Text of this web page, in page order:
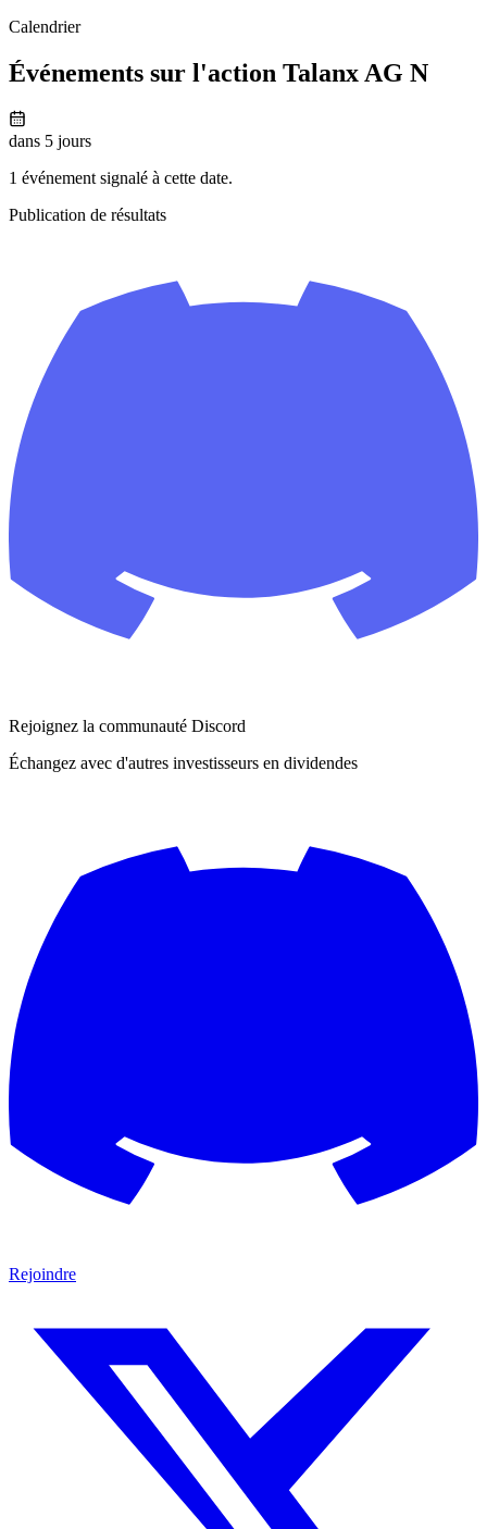
Calendrier
Événements sur l'action Talanx AG N
dans 5 jours
1 événement signalé à cette date.
Publication de résultats
Rejoignez la communauté Discord
Échangez avec d'autres investisseurs en dividendes
Rejoindre